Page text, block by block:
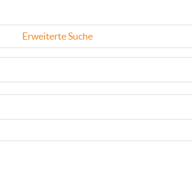
Erweiterte Suche